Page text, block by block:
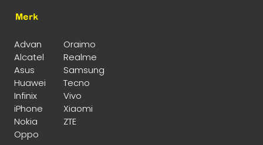
Merk
Advan
Oraimo
Alcatel
Realme
Asus
Samsung
Huawei
Tecno
Infinix
Vivo
iPhone
Xiaomi
Nokia
ZTE
Oppo